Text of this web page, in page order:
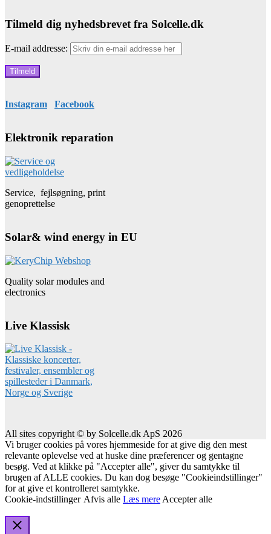
Tilmeld dig nyhedsbrevet fra Solcelle.dk
E-mail addresse:
Instagram Facebook
Elektronik reparation
Service, fejlsøgning, print
genoprettelse
Solar& wind energy in EU
Quality solar modules and
electronics
Live Klassisk
All sites copyright © by Solcelle.dk ApS 2026
Vi bruger cookies på vores hjemmeside for at give dig den mest
relevante oplevelse ved at huske dine præferencer og gentagne
besøg. Ved at klikke på "Accepter alle", giver du samtykke til
brugen af ALLE cookies. Du kan dog besøge "Cookieindstillinger"
for at give et kontrolleret samtykke.
Cookie-indstillinger Afvis alle Læs mere Accepter alle